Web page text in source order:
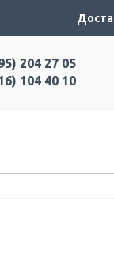
204 27 05
104 40 10